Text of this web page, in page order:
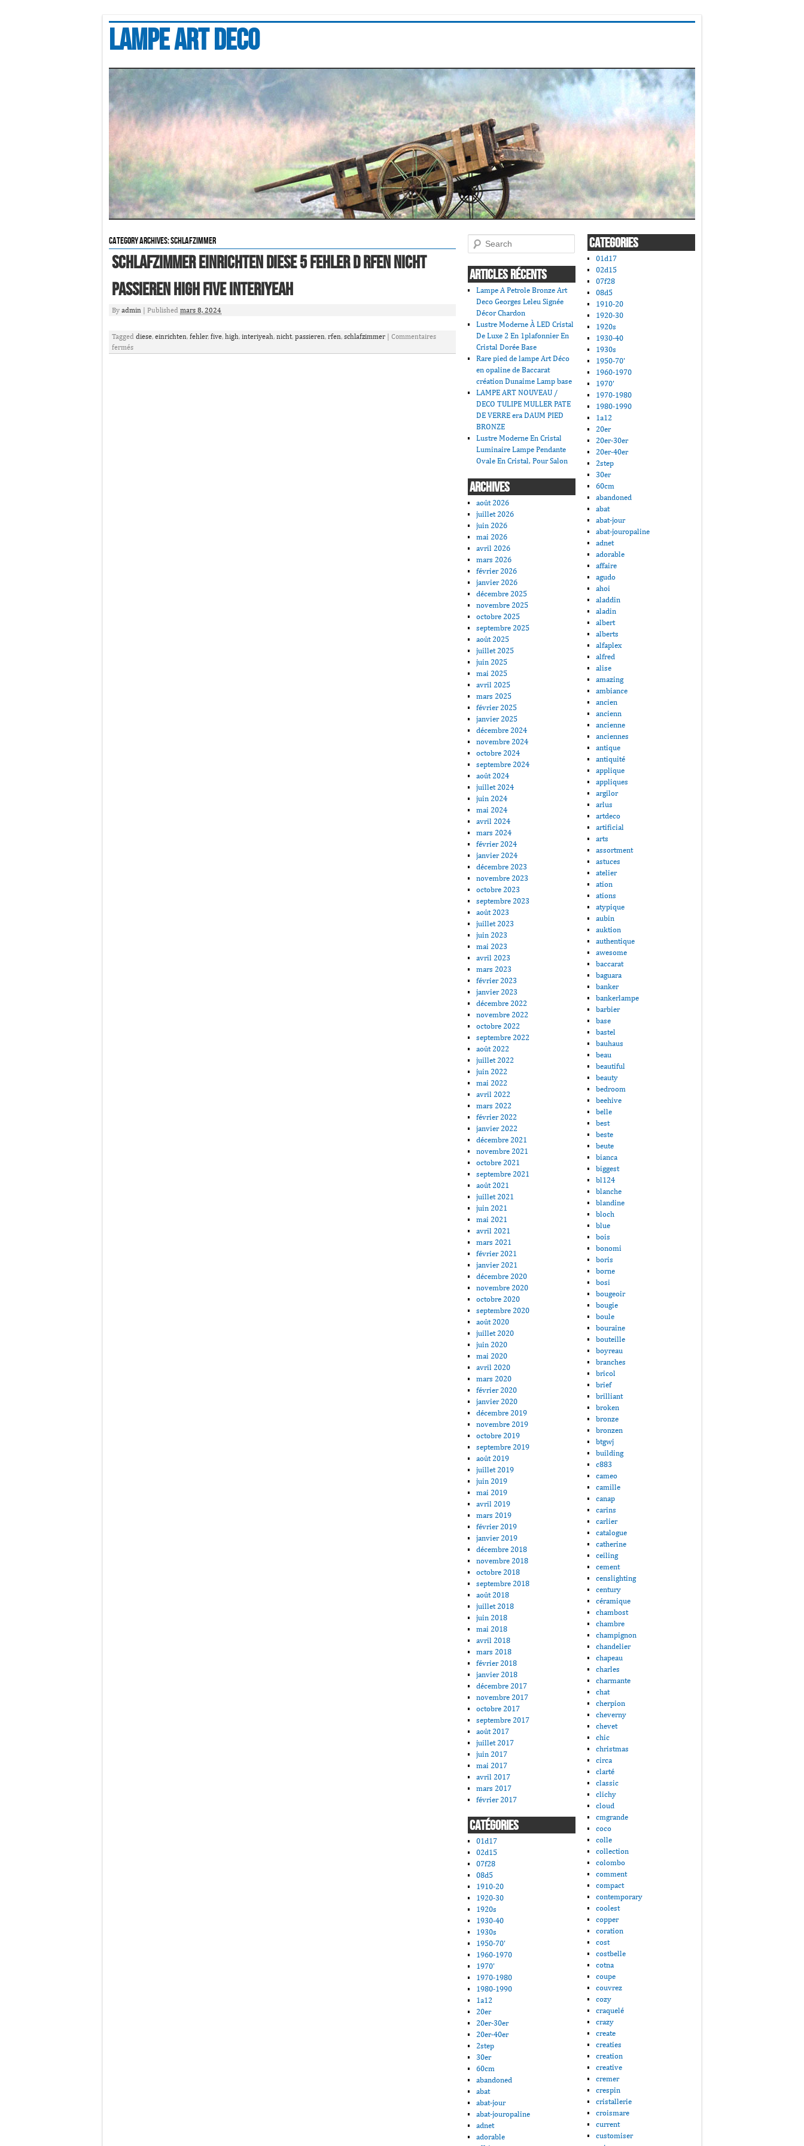
Lampe art deco
Category Archives:schlafzimmer
Schlafzimmer Einrichten Diese 5 Fehler D Rfen Nicht
Passieren High Five Interiyeah
By admin Published mars 8, 2024
Tagged diese, einrichten, fehler, five, high, interiyeah, nicht, passieren, rfen, schlafzimmer
Commentaires
fermés
Search
ARTICLES RÉCENTS
Lampe A Petrole Bronze Art
Deco Georges Leleu Signée
Décor Chardon
Lustre Moderne À LED Cristal
De Luxe 2 En 1plafonnier En
Cristal Dorée Base
Rare pied de lampe Art Déco
en opaline de Baccarat
création Dunaime Lamp base
LAMPE ART NOUVEAU /
DECO TULIPE MULLER PATE
DE VERRE era DAUM PIED
BRONZE
Lustre Moderne En Cristal
Luminaire Lampe Pendante
Ovale En Cristal, Pour Salon
ARCHIVES
août 2026
juillet 2026
juin 2026
mai 2026
avril 2026
mars 2026
février 2026
janvier 2026
décembre 2025
novembre 2025
octobre 2025
septembre 2025
août 2025
juillet 2025
juin 2025
mai 2025
avril 2025
mars 2025
février 2025
janvier 2025
décembre 2024
novembre 2024
octobre 2024
septembre 2024
août 2024
juillet 2024
juin 2024
mai 2024
avril 2024
mars 2024
février 2024
janvier 2024
décembre 2023
novembre 2023
octobre 2023
septembre 2023
août 2023
juillet 2023
juin 2023
mai 2023
avril 2023
mars 2023
février 2023
janvier 2023
décembre 2022
novembre 2022
octobre 2022
septembre 2022
août 2022
juillet 2022
juin 2022
mai 2022
avril 2022
mars 2022
février 2022
janvier 2022
décembre 2021
novembre 2021
octobre 2021
septembre 2021
août 2021
juillet 2021
juin 2021
mai 2021
avril 2021
mars 2021
février 2021
janvier 2021
décembre 2020
novembre 2020
octobre 2020
septembre 2020
août 2020
juillet 2020
juin 2020
mai 2020
avril 2020
mars 2020
février 2020
janvier 2020
décembre 2019
novembre 2019
octobre 2019
septembre 2019
août 2019
juillet 2019
juin 2019
mai 2019
avril 2019
mars 2019
février 2019
janvier 2019
décembre 2018
novembre 2018
octobre 2018
septembre 2018
août 2018
juillet 2018
juin 2018
mai 2018
avril 2018
mars 2018
février 2018
janvier 2018
décembre 2017
novembre 2017
octobre 2017
septembre 2017
août 2017
juillet 2017
juin 2017
mai 2017
avril 2017
mars 2017
février 2017
CATÉGORIES
01d17
02d15
07f28
08d5
1910-20
1920-30
1920s
1930-40
1930s
1950-70'
1960-1970
1970'
1970-1980
1980-1990
1a12
20er
20er-30er
20er-40er
2step
30er
60cm
abandoned
abat
abat-jour
abat-jouropaline
adnet
adorable
CATEGORIES
01d17
02d15
07f28
08d5
1910-20
1920-30
1920s
1930-40
1930s
1950-70'
1960-1970
1970'
1970-1980
1980-1990
1a12
20er
20er-30er
20er-40er
2step
30er
60cm
abandoned
abat
abat-jour
abat-jouropaline
adnet
adorable
affaire
agudo
ahoi
aladdin
aladin
albert
alberts
alfaplex
alfred
alise
amazing
ambiance
ancien
ancienn
ancienne
anciennes
antique
antiquité
applique
appliques
argilor
arlus
artdeco
artificial
arts
assortment
astuces
atelier
ation
ations
atypique
aubin
auktion
authentique
awesome
baccarat
baguara
banker
bankerlampe
barbier
base
bastel
bauhaus
beau
beautiful
beauty
bedroom
beehive
belle
best
beste
beute
bianca
biggest
bl124
blanche
blandine
bloch
blue
bois
bonomi
boris
borne
bosi
bougeoir
bougie
boule
bouraine
bouteille
boyreau
branches
bricol
brief
brilliant
broken
bronze
bronzen
btgwj
building
c883
cameo
camille
canap
carins
carlier
catalogue
catherine
ceiling
cement
censlighting
century
céramique
chambost
chambre
champignon
chandelier
chapeau
charles
charmante
chat
cherpion
cheverny
chevet
chic
christmas
circa
clarté
classic
clichy
cloud
cmgrande
coco
colle
collection
colombo
comment
compact
contemporary
coolest
copper
coration
cost
costbelle
cotna
coupe
couvrez
cozy
craquelé
crazy
create
creaties
creation
creative
cremer
crespin
cristallerie
croismare
current
customiser